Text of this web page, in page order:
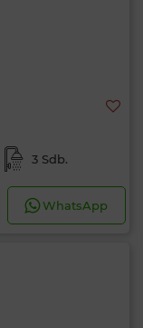
3 Sdb.
WhatsApp